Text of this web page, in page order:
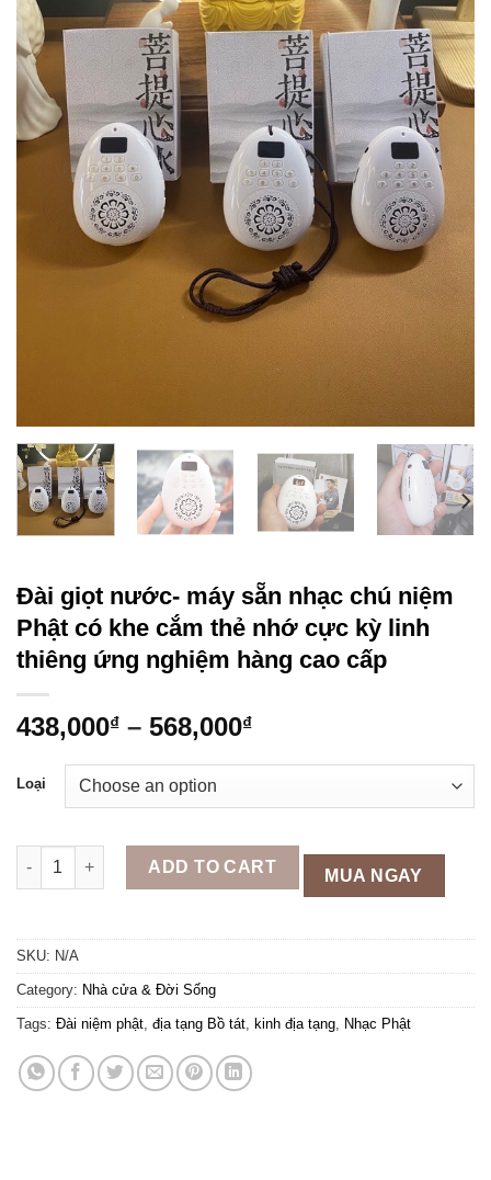
Đài giọt nước- máy sẵn nhạc chú niệm
Phật có khe cắm thẻ nhớ cực kỳ linh
thiêng ứng nghiệm hàng cao cấp
438,000₫ – 568,000₫
Loại
Đài giọt nước- máy sẵn nhạc chú niệm Phật có khe cắm thẻ
ADD TO CART MUA NGAY
SKU: N/A
Category: Nhà cửa & Đời Sống
Tags: Đài niệm phật địa tạng Bồ tát kinh địa tạng Nhạc Phật